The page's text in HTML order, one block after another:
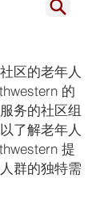
区的老年人
的
务的社区组
了解老年人
提
群的独特需